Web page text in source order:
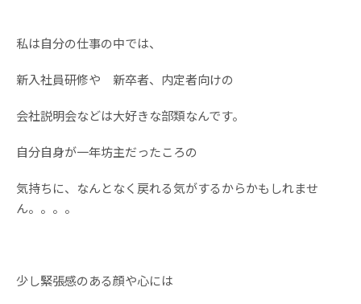
私は自分の仕事の中では、
新入社員研修や 新卒者、内定者向けの
会社説明会などは大好きな部類なんです。
自分自身が一年坊主だったころの
気持ちに、なんとなく戻れる気がするからかもしれませ
ん。。。。
少し緊張感のある顔や心には